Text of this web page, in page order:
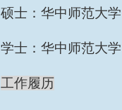
硕士：华中师范大
学士：华中师范大
工作履历